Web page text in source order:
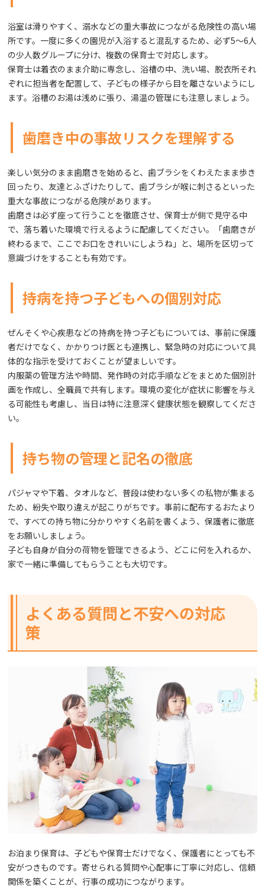
浴室は滑りやすく、溺水などの重大事故につながる危険性の高い場
所です。一度に多くの園児が入浴すると混乱するため、必ず5〜6人
の少人数グループに分け、複数の保育士で対応します。
保育士は着衣のまま介助に専念し、浴槽の中、洗い場、脱衣所それ
ぞれに担当者を配置して、子どもの様子から目を離さないようにし
ます。浴槽のお湯は浅めに張り、湯温の管理にも注意しましょう。
歯磨き中の事故リスクを理解する
楽しい気分のまま歯磨きを始めると、歯ブラシをくわえたまま歩き
回ったり、友達とふざけたりして、歯ブラシが喉に刺さるといった
重大な事故につながる危険があります。
歯磨きは必ず座って行うことを徹底させ、保育士が側で見守る中
で、落ち着いた環境で行えるように配慮してください。「歯磨きが
終わるまで、ここでお口をきれいにしようね」と、場所を区切って
意識づけをすることも有効です。
持病を持つ子どもへの個別対応
ぜんそくや心疾患などの持病を持つ子どもについては、事前に保護
者だけでなく、かかりつけ医とも連携し、緊急時の対応について具
体的な指示を受けておくことが望ましいです。
内服薬の管理方法や時間、発作時の対応手順などをまとめた個別計
画を作成し、全職員で共有します。環境の変化が症状に影響を与え
る可能性も考慮し、当日は特に注意深く健康状態を観察してくださ
い。
持ち物の管理と記名の徹底
パジャマや下着、タオルなど、普段は使わない多くの私物が集まる
ため、紛失や取り違えが起こりがちです。事前に配布するおたより
で、すべての持ち物に分かりやすく名前を書くよう、保護者に徹底
をお願いしましょう。
子ども自身が自分の荷物を管理できるよう、どこに何を入れるか、
家で一緒に準備してもらうことも大切です。
よくある質問と不安への対応
策
お泊まり保育は、子どもや保育士だけでなく、保護者にとっても不
安がつきものです。寄せられる質問や心配事に丁寧に対応し、信頼
関係を築くことが、行事の成功につながります。